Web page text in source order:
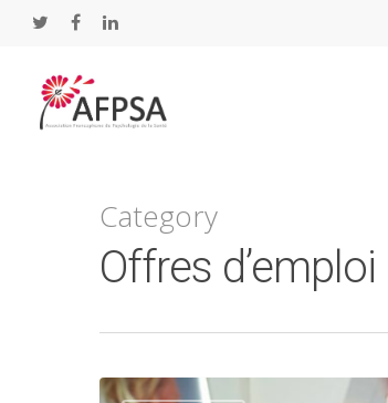
Category
Offres d’emploi